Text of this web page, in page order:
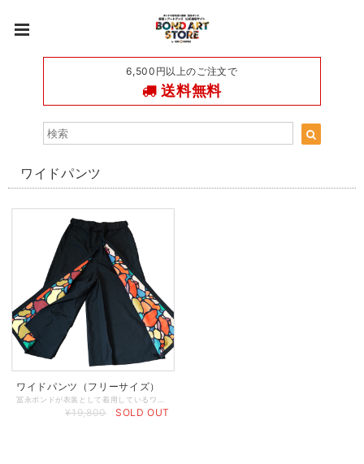
6,500円以上のご注文で
送料無料
ワイドパンツ
ワイドパンツ（フリーサイズ）
¥19,800 SOLD OUT